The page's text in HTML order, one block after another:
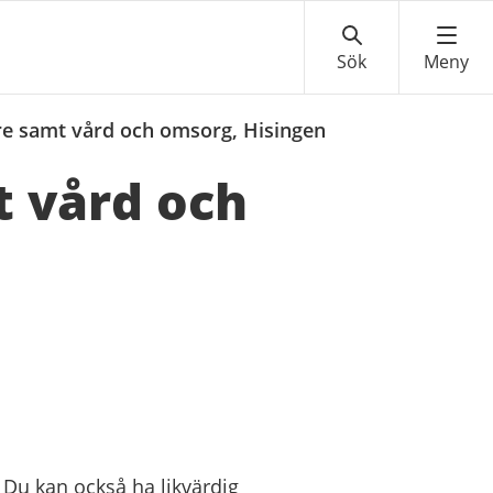
samt vård och omsorg, Hisingen
vård och
kan också ha likvärdig